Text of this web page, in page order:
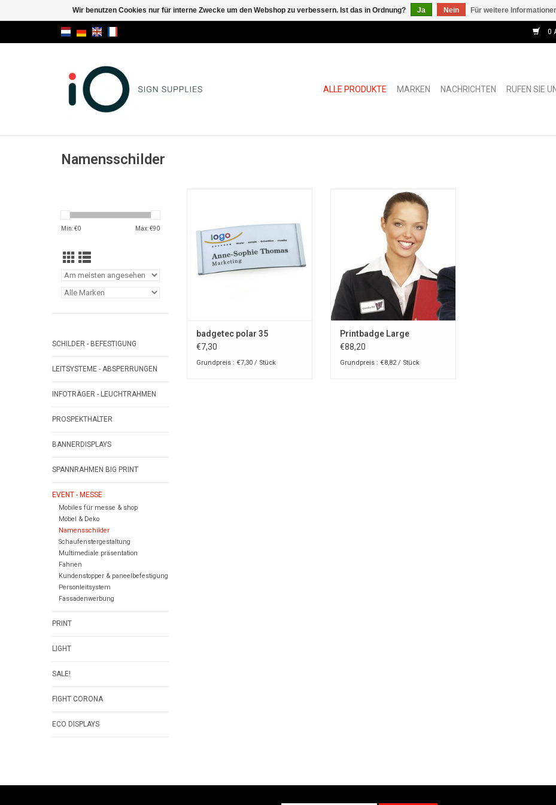
0
ALLE PRODUKTE MARKEN NACHRICHTEN RUFEN SIE
Namensschilder
Min: €0 Max: €90
SCHILDER - BEFESTIGUNG
LEITSYSTEME - ABSPERRUNGEN
INFOTRÄGER - LEUCHTRAHMEN
PROSPEKTHALTER
BANNERDISPLAYS
SPANNRAHMEN BIG PRINT
EVENT - MESSE
Mobiles für messe & shop
Möbel & Deko
Namensschilder
Schaufenstergestaltung
Multimediale präsentation
Fahnen
Kundenstopper & paneelbefestigung
Personleitsystem
Fassadenwerbung
PRINT
LIGHT
SALE!
FIGHT CORONA
ECO DISPLAYS
Acrylglasfenster in die Halterung
geklipst und mit der speziellen
Magnetbefestigung einfach
befestigt.
badgetec polar 35
€7,30
Grundpreis : €7,30 / Stück
Printbadge Large
ZUM WARENKORB HINZUFÜGEN
Printbadge Large
€88,20
Grundpreis : €8,82 / Stück
Wir benutzen Cookies nur für interne Zwecke um den Webshop zu verbessern. Ist das in Ordnung? Ja Nein Für weitere